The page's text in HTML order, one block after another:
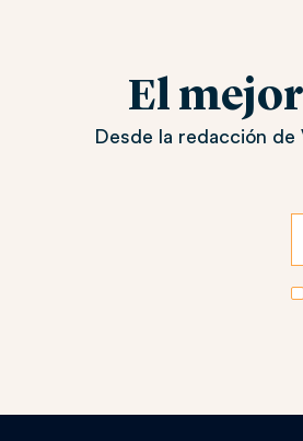
El
Desde la redacción